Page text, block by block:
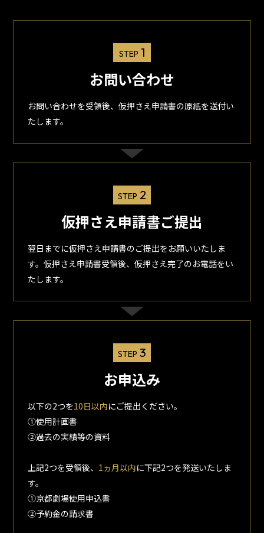
STEP 1
お問い合わせ
お問い合わせを受領後、仮押さえ申請書の原紙を送付い
たします。
STEP 2
仮押さえ申請書ご提出
翌日までに仮押さえ申請書のご提出をお願いいたしま
す。仮押さえ申請書受領後、仮押さえ完了のお電話をい
たします。
STEP 3
お申込み
以下の2つを10日以内にご提出ください。
①使用計画書
②過去の実績等の資料
上記2つを受領後、 1ヵ月以内に下記2つを発送いたしま
す。
①京都劇場使用申込書
②予約金の請求書